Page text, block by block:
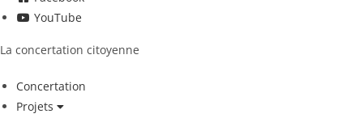
YouTube
La concertation citoyenne
Concertation
Projets